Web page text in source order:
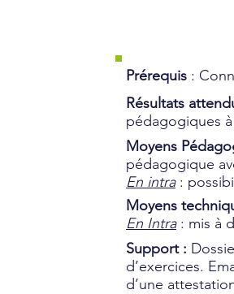
Prérequis :
Résultats
pédagogiques à
Moyens
pédagogique
En intra :
Moyens
En Intra: mis à
Support :
d’exercices.
d’une